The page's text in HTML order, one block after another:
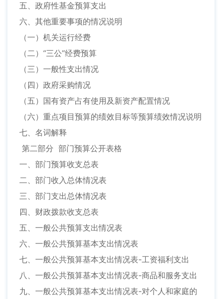
五、政府性基金预算支出
六、其他重要事项的情况说明
（一）机关运行经费
（二）“三公”经费预算
（三）一般性支出情况
（四）政府采购情况
（五）国有资产占有使用及新资产配置情况
（六）重点项目预算的绩效目标等预算绩效情况说明
七、名词解释
第二部分 部门预算公开表格
一、部门预算收支总表
二、部门收入总体情况表
三、部门支出总体情况表
四、财政拨款收支总表
五、一般公共预算支出情况表
六、一般公共预算基本支出情况表
七、一般公共预算基本支出情况表-工资福利支出
八、一般公共预算基本支出情况表-商品和服务支出
九、一般公共预算基本支出情况表-对个人和家庭的